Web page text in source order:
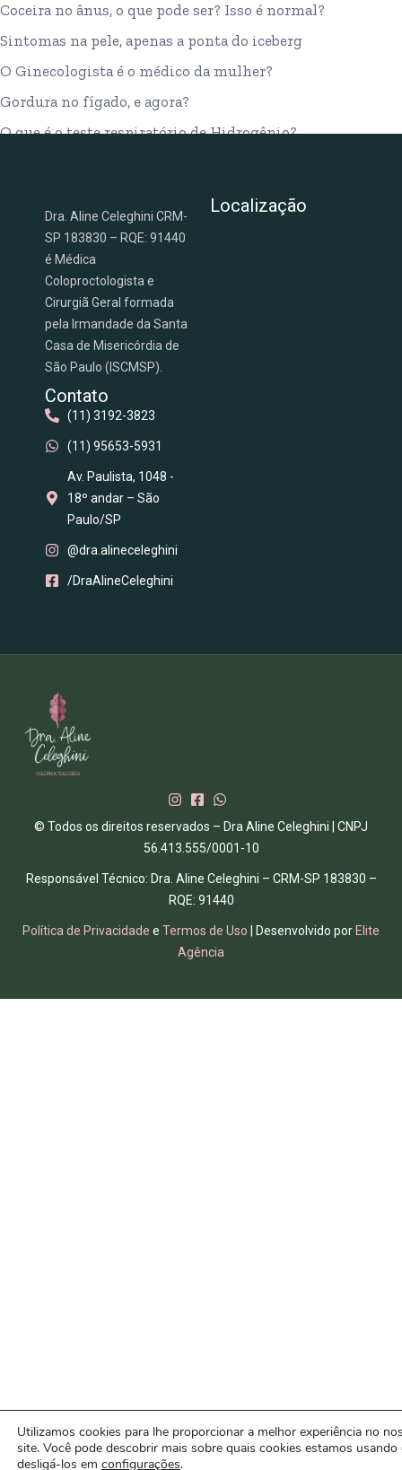
Coceira no ânus, o que pode ser? Isso é normal?
Sintomas na pele, apenas a ponta do iceberg
O Ginecologista é o médico da mulher?
Gordura no fígado, e agora?
O que é o teste respiratório de Hidrogênio?
Dra. Aline Celeghini CRM-
SP 183830 – RQE: 91440
é Médica
Coloproctologista e
Cirurgiã Geral formada
pela Irmandade da Santa
Casa de Misericórdia de
São Paulo (ISCMSP).
Contato
(11) 3192-3823
(11) 95653-5931
Av. Paulista, 1048 -
18º andar – São
Paulo/SP
@dra.alineceleghini
/DraAlineCeleghini
Localização
© Todos os direitos reservados – Dra Aline Celeghini | CNPJ
56.413.555/0001-10
Responsável Técnico: Dra. Aline Celeghini – CRM-SP 183830 –
RQE: 91440
Política de Privacidade e Termos de Uso | Desenvolvido por Elite
Agência
Utilizamos cookies para lhe proporcionar a melhor experiência no
site. Você pode descobrir mais sobre quais cookies estamos usando
desligá-los em configurações.